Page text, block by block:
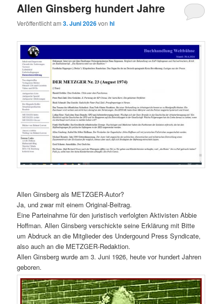
Allen Ginsberg hundert Jahre
Veröffentlicht am3. Juni 2026vonhl
Allen Ginsberg als METZGER-Autor?
Ja, und zwar mit einem Original-Beitrag.
Eine Parteinahme für den juristisch verfolgten Aktivisten Abbie
Hoffman. Allen Ginsberg verschickte seine Erklärung mit Bitte
um Abdruck an die Mitglieder des Undergound Press Syndicate,
also auch an die METZGER-Redaktion.
Allen Ginsberg wurde am 3. Juni 1926, heute vor hundert Jahren
geboren.